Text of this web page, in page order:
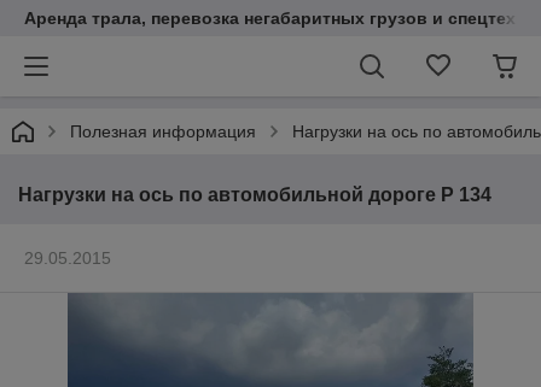
Аренда трала, перевозка негабаритных грузов и
Полезная информация Нагрузки на ось по
Нагрузки на ось по автомобильной дороге Р 134
29.05.2015